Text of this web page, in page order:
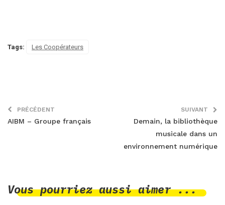
Tags: Les Coopérateurs
PRÉCÉDENT
AIBM – Groupe français
SUIVANT
Demain, la bibliothèque
musicale dans un
environnement numérique
Vous pourriez aussi aimer ...